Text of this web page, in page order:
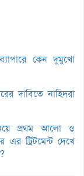
কেন দুমুখো
দাবিতে নাহিদরা
প্রথম আলো ও
এর ট্রিটমেন্ট দেখে